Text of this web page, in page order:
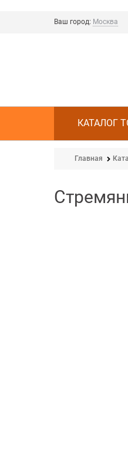
Ваш город: Москва
КАТАЛОГ
Главная